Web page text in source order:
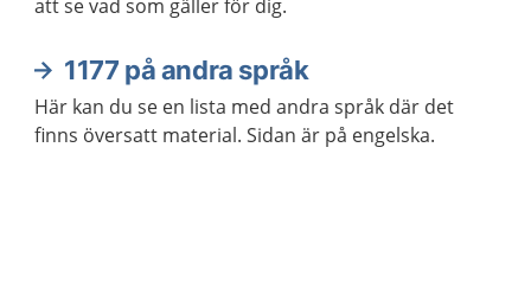
att se vad som gäller för dig.
1177 på andra språk
Här kan du se en lista med andra språk där det
finns översatt material. Sidan är på engelska.